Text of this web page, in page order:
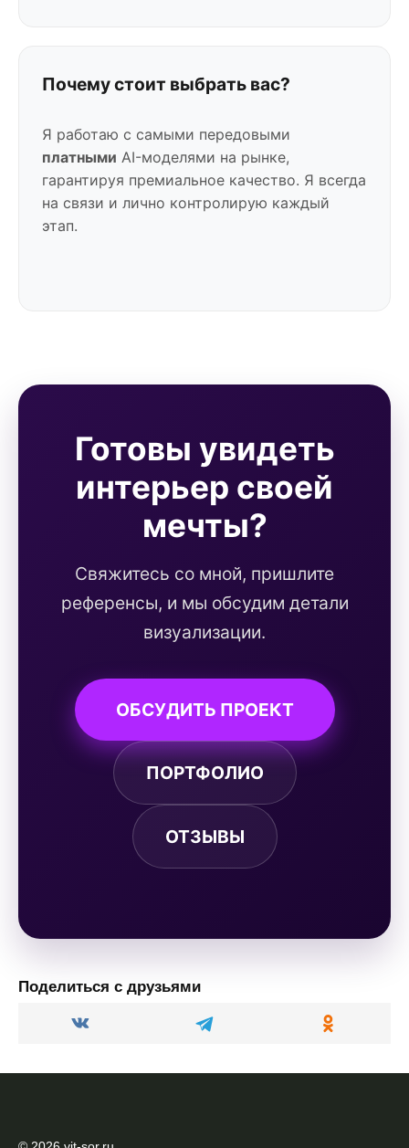
Почему стоит выбрать вас?
Я работаю с самыми передовыми
платными AI-моделями на рынке,
гарантируя премиальное качество. Я всегда
на связи и лично контролирую каждый
этап.
Готовы увидеть
интерьер своей
мечты?
Свяжитесь со мной, пришлите
референсы, и мы обсудим детали
визуализации.
ОБСУДИТЬ ПРОЕКТ
ПОРТФОЛИО
ОТЗЫВЫ
Поделиться с друзьями